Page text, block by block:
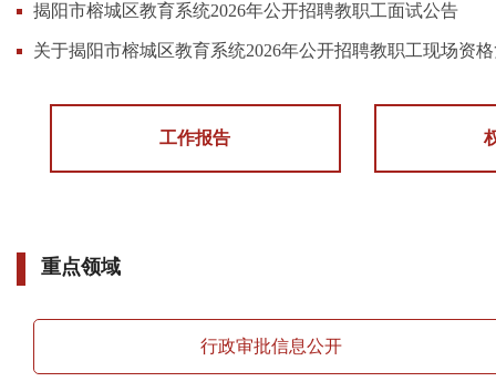
揭阳市榕城区教育系统2026年公开招聘教职工面试公告
关于揭阳市榕城区教育系统2026年公开招聘教职工现场资
工作报告
重点领域
行政审批信息公开